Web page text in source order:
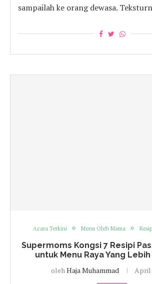
sampailah ke orang dewasa.
Acara Terkini Menu Oleh Mama
Supermoms Kongsi 7 Resipi
untuk Menu Raya Yang
oleh Haja Muhammad April